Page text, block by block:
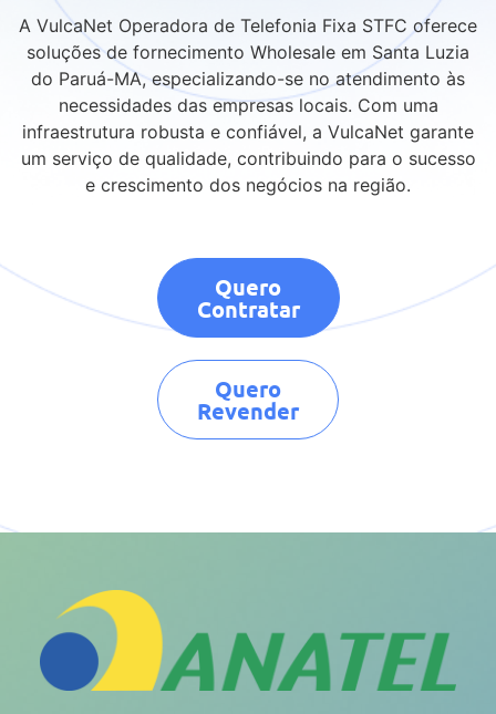
A VulcaNet Operadora de Telefonia Fixa STFC oferece
soluções de fornecimento Wholesale em Santa Luzia
do Paruá-MA, especializando-se no atendimento às
necessidades das empresas locais. Com uma
infraestrutura robusta e confiável, a VulcaNet garante
um serviço de qualidade, contribuindo para o sucesso
e crescimento dos negócios na região.
Quero
Contratar
Quero
Revender